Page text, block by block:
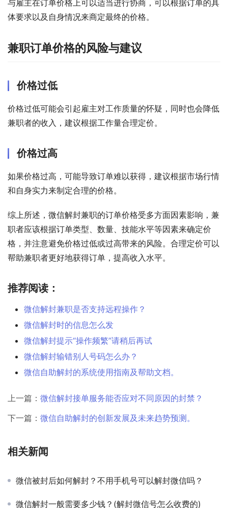
与雇主在订单价格上可以适当进行协商，可以根据订单的具
体要求以及自身情况来商定最终的价格。
兼职订单价格的风险与建议
价格过低
价格过低可能会引起雇主对工作质量的怀疑，同时也会降低
兼职者的收入，建议根据工作量合理定价。
价格过高
如果价格过高，可能导致订单难以获得，建议根据市场行情
和自身实力来制定合理的价格。
综上所述，微信解封兼职的订单价格受多方面因素影响，兼
职者应该根据订单类型、数量、技能水平等因素来确定价
格，并注意避免价格过低或过高带来的风险。合理定价可以
帮助兼职者更好地获得订单，提高收入水平。
推荐阅读：
微信解封兼职是否支持远程操作？
微信解封时的信息怎么发
微信解封提示“操作频繁”请稍后再试
微信解封输错别人号码怎么办？
微信自助解封的系统使用指南及帮助文档。
上一篇： 微信解封接单服务能否应对不同原因的封禁？
下一篇： 微信自助解封的创新发展及未来趋势预测。
相关新闻
微信被封后如何解封？不用手机号可以解封微信吗？
微信解封一般需要多少钱？(解封微信号怎么收费的)